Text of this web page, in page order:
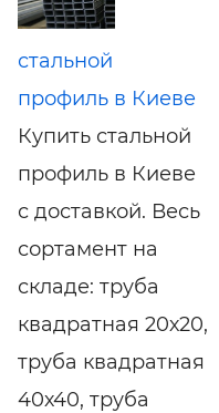
стальной
профиль в Киеве
Купить стальной
профиль в Киеве
с доставкой. Весь
сортамент на
складе: труба
квадратная 20х20,
труба квадратная
40х40, труба